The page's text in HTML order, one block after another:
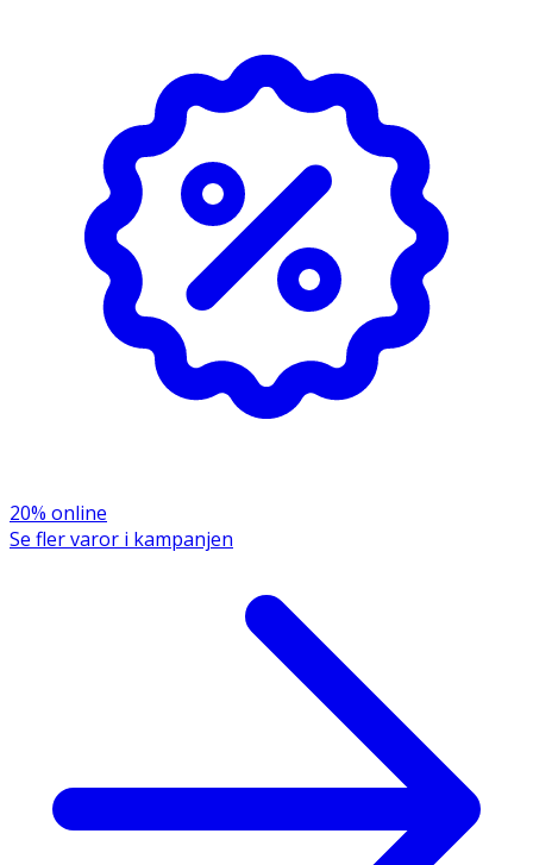
är skadat, ska det kasseras.
- Notera att naturgummi är ett naturmaterial och kan
färga av sig på ljusa skor.
- Förvaras ej i direktsol vid temperatur över 30 grader.
20% online
Se fler varor i kampanjen